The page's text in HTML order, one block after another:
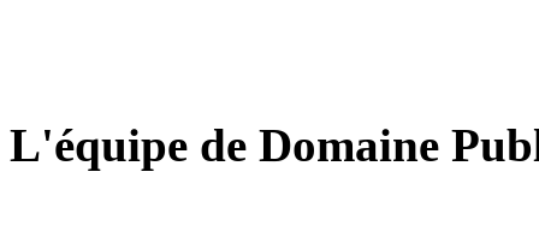
L'équipe de Domaine